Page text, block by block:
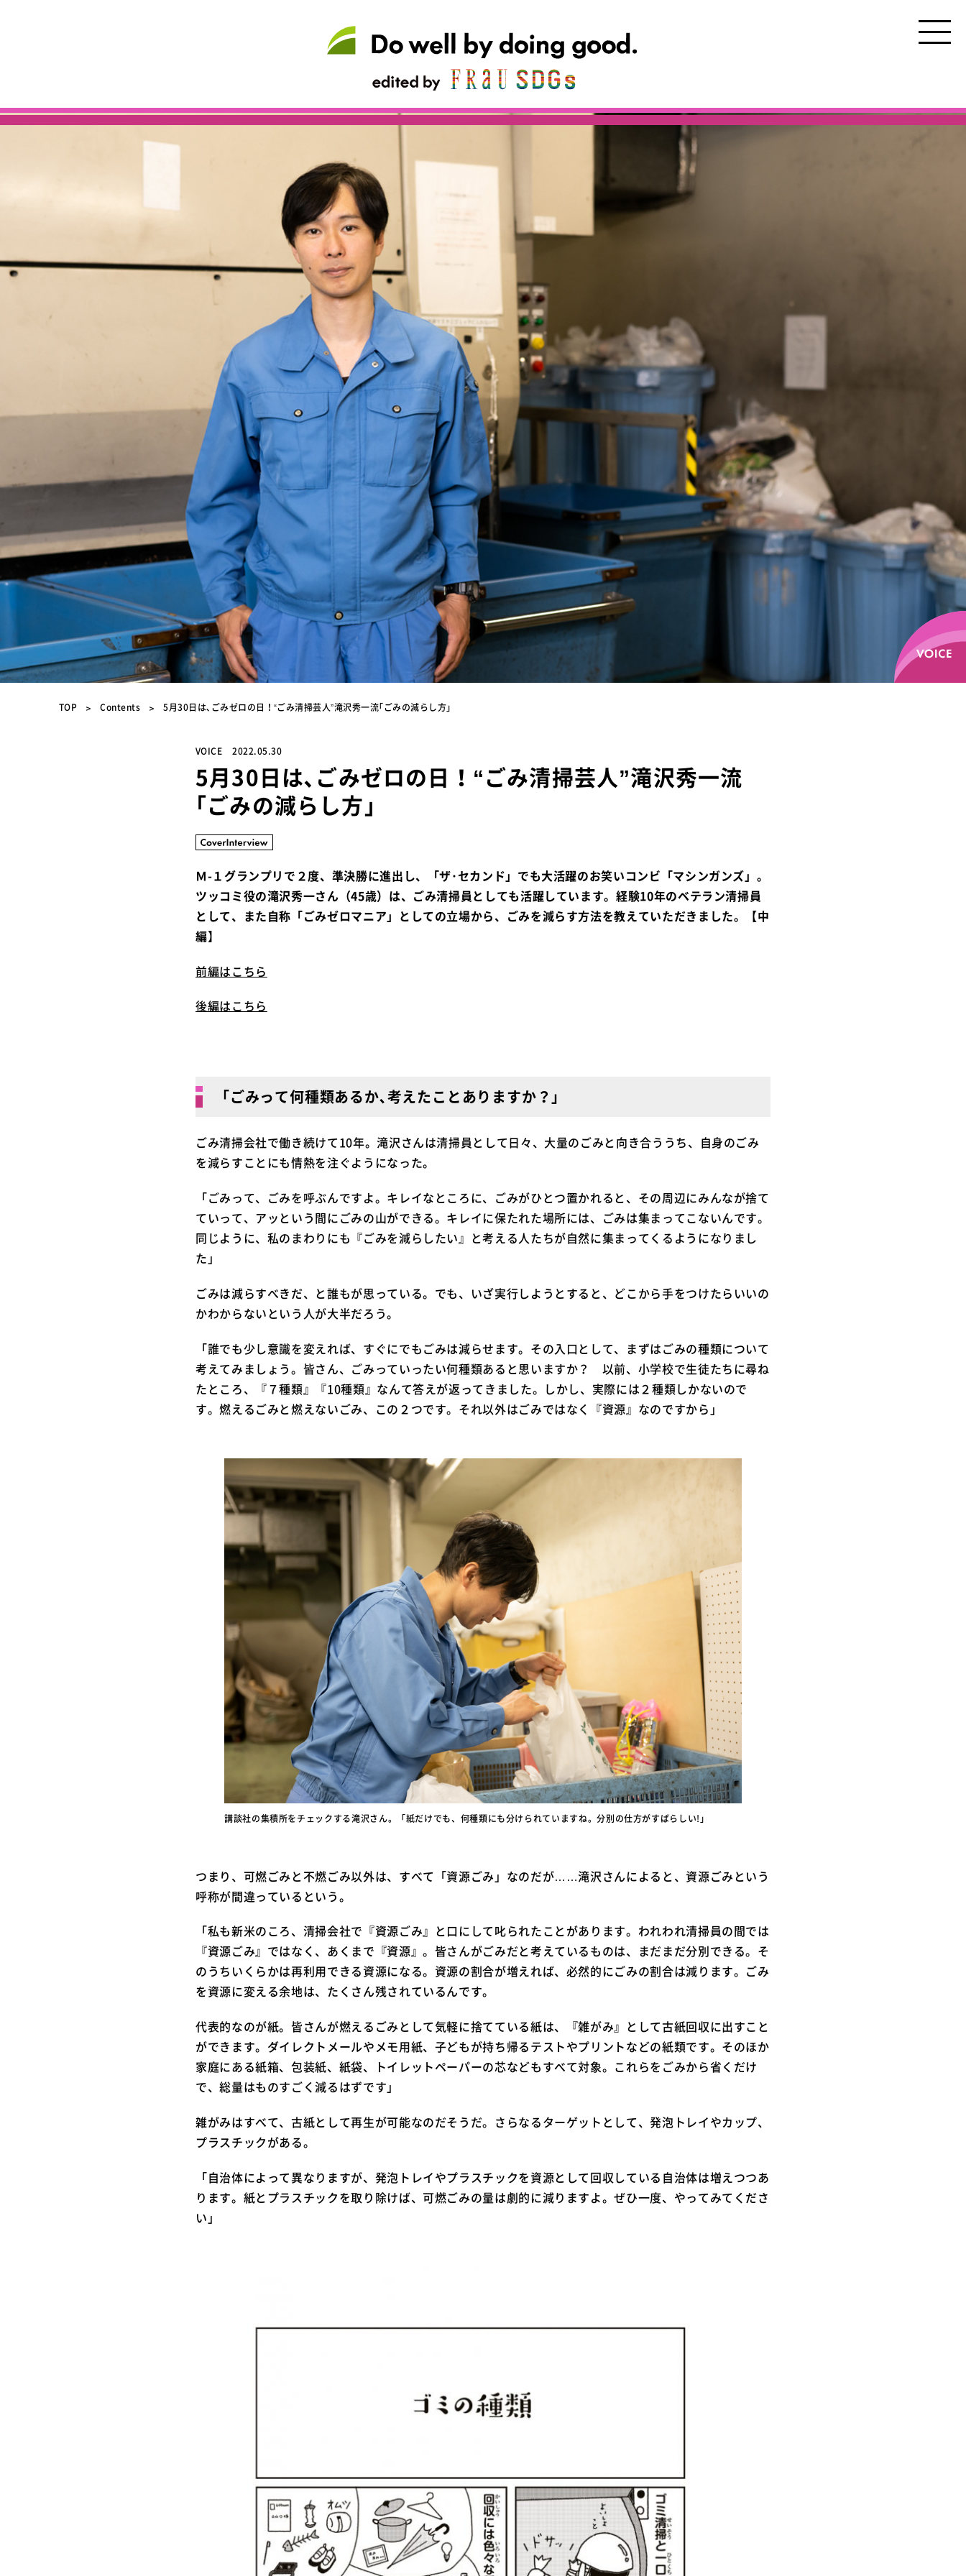
TOP Contents 5月30日は､ごみゼロの日！“ごみ清掃芸人”滝沢秀一流｢ごみの減らし方｣
VOICE 2022.05.30
5月30日は､ごみゼロの日！“ごみ清掃芸人”滝沢秀一流
｢ごみの減らし方｣
Ｍ-１グランプリで２度、準決勝に進出し、「ザ･セカンド」でも大活躍のお笑いコンビ「マシンガンズ」。
ツッコミ役の滝沢秀一さん（45歳）は、ごみ清掃員としても活躍しています。経験10年のベテラン清掃員
として、また自称「ごみゼロマニア」としての立場から、ごみを減らす方法を教えていただきました。【中
編】
前編はこちら
後編はこちら
「ごみって何種類あるか､考えたことありますか？」
ごみ清掃会社で働き続けて10年。滝沢さんは清掃員として日々、大量のごみと向き合ううち、自身のごみ
を減らすことにも情熱を注ぐようになった。
「ごみって、ごみを呼ぶんですよ。キレイなところに、ごみがひとつ置かれると、その周辺にみんなが捨て
ていって、アッという間にごみの山ができる。キレイに保たれた場所には、ごみは集まってこないんです。
同じように、私のまわりにも『ごみを減らしたい』と考える人たちが自然に集まってくるようになりまし
た」
ごみは減らすべきだ、と誰もが思っている。でも、いざ実行しようとすると、どこから手をつけたらいいの
かわからないという人が大半だろう。
「誰でも少し意識を変えれば、すぐにでもごみは減らせます。その入口として、まずはごみの種類について
考えてみましょう。皆さん、ごみっていったい何種類あると思いますか？ 以前、小学校で生徒たちに尋ね
たところ、『７種類』『10種類』なんて答えが返ってきました。しかし、実際には２種類しかないので
す。燃えるごみと燃えないごみ、この２つです。それ以外はごみではなく『資源』なのですから」
講談社の集積所をチェックする滝沢さん。「紙だけでも、何種類にも分けられていますね。分別の仕方がすばらしい!」
つまり、可燃ごみと不燃ごみ以外は、すべて「資源ごみ」なのだが……滝沢さんによると、資源ごみという
呼称が間違っているという。
「私も新米のころ、清掃会社で『資源ごみ』と口にして叱られたことがあります。われわれ清掃員の間では
『資源ごみ』ではなく、あくまで『資源』。皆さんがごみだと考えているものは、まだまだ分別できる。そ
のうちいくらかは再利用できる資源になる。資源の割合が増えれば、必然的にごみの割合は減ります。ごみ
を資源に変える余地は、たくさん残されているんです。
代表的なのが紙。皆さんが燃えるごみとして気軽に捨てている紙は、『雑がみ』として古紙回収に出すこと
ができます。ダイレクトメールやメモ用紙、子どもが持ち帰るテストやプリントなどの紙類です。そのほか
家庭にある紙箱、包装紙、紙袋、トイレットペーパーの芯などもすべて対象。これらをごみから省くだけ
で、総量はものすごく減るはずです」
雑がみはすべて、古紙として再生が可能なのだそうだ。さらなるターゲットとして、発泡トレイやカップ、
プラスチックがある。
「自治体によって異なりますが、発泡トレイやプラスチックを資源として回収している自治体は増えつつあ
ります。紙とプラスチックを取り除けば、可燃ごみの量は劇的に減りますよ。ぜひ一度、やってみてくださ
い」